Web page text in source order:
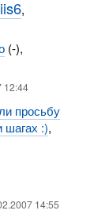
,
(-),
12:44
просьбу
шагах :),
14:55